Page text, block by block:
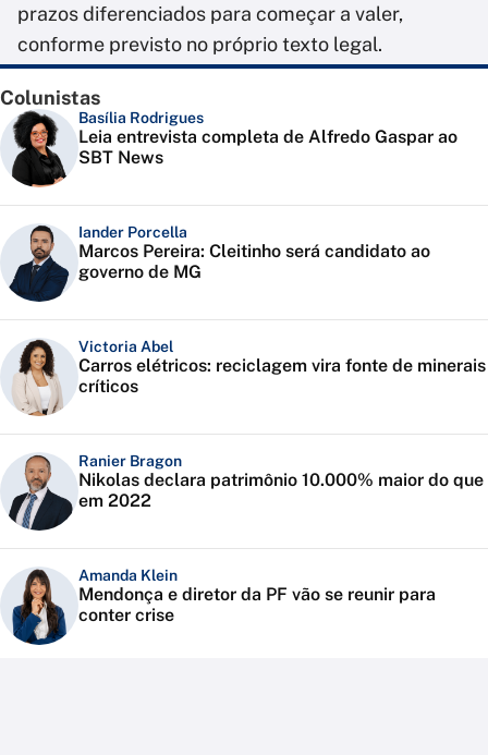
prazos diferenciados para começar a valer,
conforme previsto no próprio texto legal.
Colunistas
Basília Rodrigues
Leia entrevista completa de Alfredo Gaspar ao
SBT News
Iander Porcella
Marcos Pereira: Cleitinho será candidato ao
governo de MG
Victoria Abel
Carros elétricos: reciclagem vira fonte de minerais
críticos
Ranier Bragon
Nikolas declara patrimônio 10.000% maior do que
em 2022
Amanda Klein
Mendonça e diretor da PF vão se reunir para
conter crise